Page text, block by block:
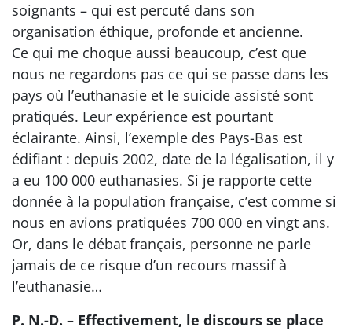
soignants – qui est percuté dans son
organisation éthique, profonde et ancienne.
Ce qui me choque aussi beaucoup, c’est que
nous ne regardons pas ce qui se passe dans les
pays où l’euthanasie et le suicide assisté sont
pratiqués. Leur expérience est pourtant
éclairante. Ainsi, l’exemple des Pays-Bas est
édifiant : depuis 2002, date de la légalisation, il y
a eu 100 000 euthanasies. Si je rapporte cette
donnée à la population française, c’est comme si
nous en avions pratiquées 700 000 en vingt ans.
Or, dans le débat français, personne ne parle
jamais de ce risque d’un recours massif à
l’euthanasie…
P. N.-D. – Effectivement, le discours se place